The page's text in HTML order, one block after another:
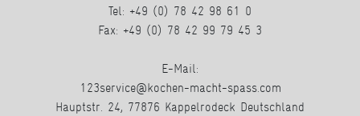
Tel: +49 (0) 78 42 98 61 0
Fax: +49 (0) 78 42 99 79 45 3
E-Mail:
123service@kochen-macht-spass.com
Hauptstr. 24, 77876 Kappelrodeck Deutschland